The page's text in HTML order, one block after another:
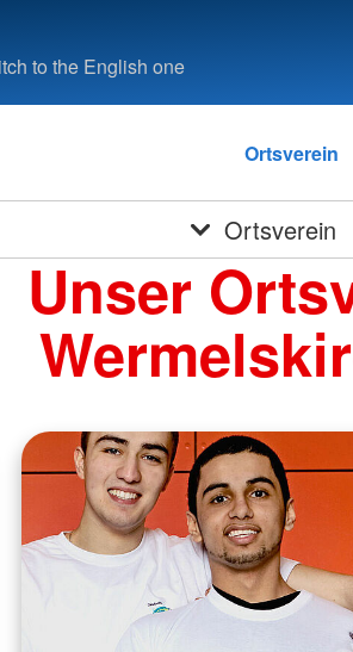
to the English one
Ortsverein
Ortsverein
Unser